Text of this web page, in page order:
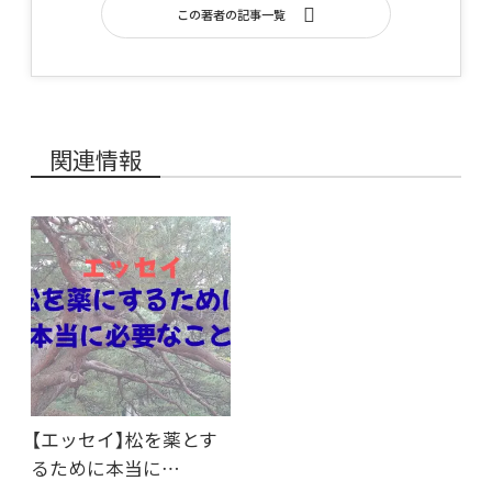
この著者の記事一覧
関連情報
【エッセイ】松を薬とす
るために本当に…